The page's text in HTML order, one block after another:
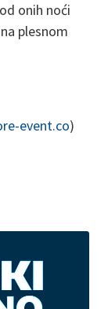
onih noći
plesnom
event.co)